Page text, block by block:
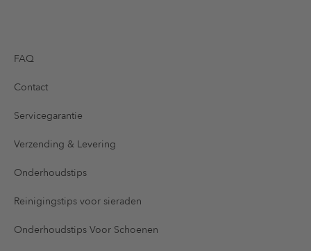
FAQ
Contact
Servicegarantie
Verzending & Levering
Onderhoudstips
Reinigingstips voor sieraden
Onderhoudstips Voor Schoenen